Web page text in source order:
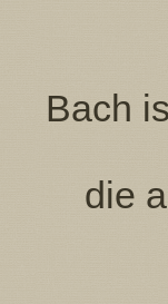
Bach
die